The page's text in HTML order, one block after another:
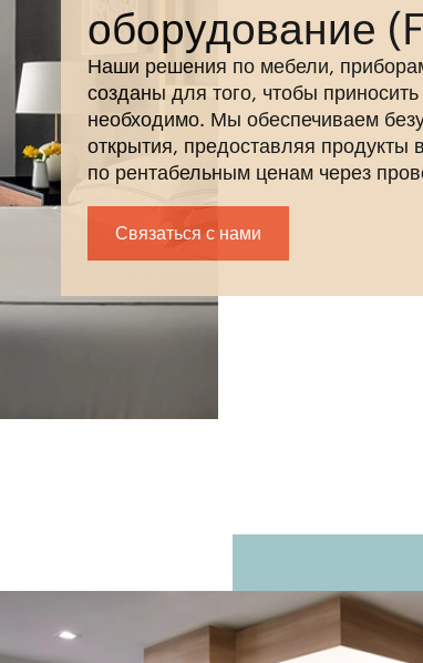
оборудование
Наши решения по мебели,
созданы для того, чтобы
необходимо. Мы обеспечиваем
открытия, предоставляя продукты
по рентабельным ценам через
ваш дальнейший успех.
Связаться с нами